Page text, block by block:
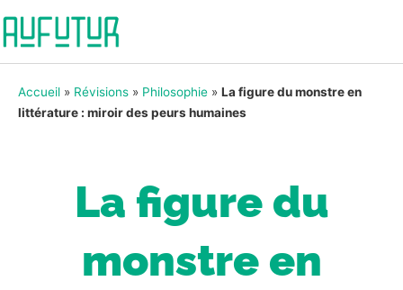
Accueil » Révisions » Philosophie » La figure du monstre en
littérature : miroir des peurs humaines
La figure du
monstre en